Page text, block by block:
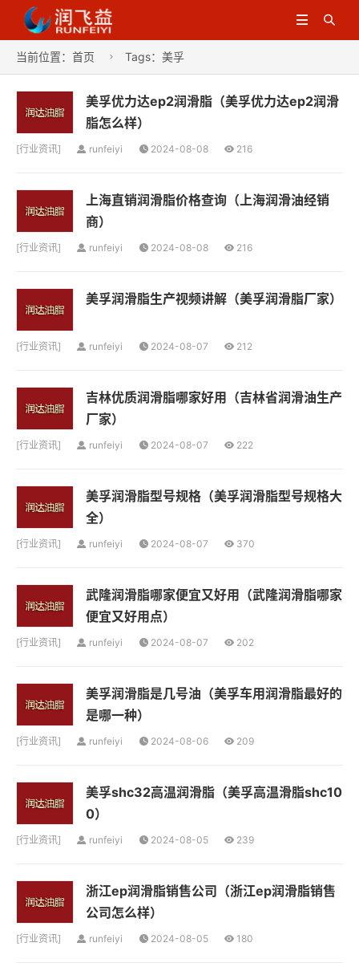


当前位置： 首页  Tags：美孚
美孚优力达ep2润滑脂（美孚优力达ep2润滑
脂怎么样）
[行业资讯] runfeiyi 2024-08-08 216
上海直销润滑脂价格查询（上海润滑油经销
商）
[行业资讯] runfeiyi 2024-08-08 216
美孚润滑脂生产视频讲解（美孚润滑脂厂家）
[行业资讯] runfeiyi 2024-08-07 212
吉林优质润滑脂哪家好用（吉林省润滑油生产
厂家）
[行业资讯] runfeiyi 2024-08-07 222
美孚润滑脂型号规格（美孚润滑脂型号规格大
全）
[行业资讯] runfeiyi 2024-08-07 370
武隆润滑脂哪家便宜又好用（武隆润滑脂哪家
便宜又好用点）
[行业资讯] runfeiyi 2024-08-07 202
美孚润滑脂是几号油（美孚车用润滑脂最好的
是哪一种）
[行业资讯] runfeiyi 2024-08-06 209
美孚shc32高温润滑脂（美孚高温滑脂shc10
0）
[行业资讯] runfeiyi 2024-08-05 239
浙江ep润滑脂销售公司（浙江ep润滑脂销售
公司怎么样）
[行业资讯] runfeiyi 2024-08-05 180